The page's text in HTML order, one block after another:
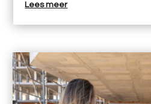
Lees meer